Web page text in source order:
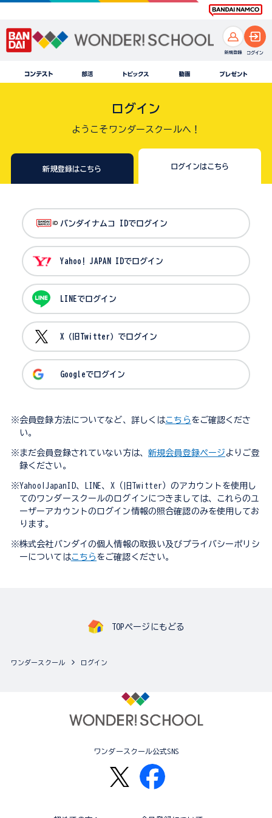
ログイン
ようこそワンダースクールへ！
新規登録はこちら ログインはこちら
バンダイナムコ IDでログイン
Yahoo! JAPAN IDでログイン
LINEでログイン
X（旧Twitter）でログイン
Googleでログイン
※会員登録方法についてなど、詳しくはこちら をご確認くださ
い。
※まだ会員登録されていない方は、 新規会員登録ページ よりご登
録ください。
※Yahoo!JapanID、LINE、X（旧Twitter）のアカウントを使用し
てのワンダースクールのログインにつきましては、これらのユ
ーザーアカウントのログイン情報の照合確認のみを使用してお
ります。
※株式会社バンダイの個人情報の取扱い及びプライバシーポリシ
ーについてはこちら をご確認ください。
TOPページにもどる
ワンダースクール ログイン
ワンダースクール公式SNS